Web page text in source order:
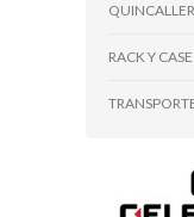
RACK Y CASE